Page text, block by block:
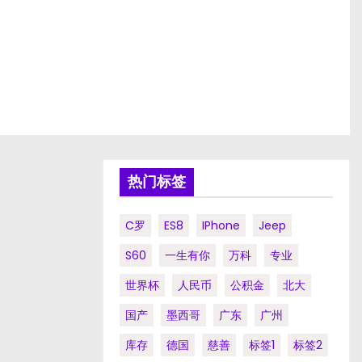
热门标签
C罗 ES8 IPhone
Jeep
S60
一生有你 万科
专业
世界杯
人民币 公积金
北大
国产
墨西哥 广东
广州
库存
德国 慈善 标签1 标签2